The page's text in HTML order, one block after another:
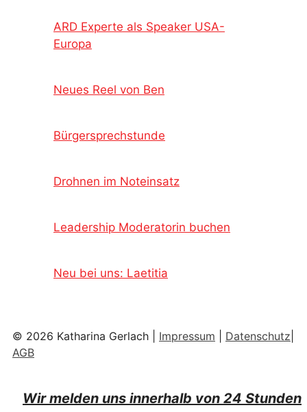
ARD Experte als Speaker USA-
Europa
Neues Reel von Ben
Bürgersprechstunde
Drohnen im Noteinsatz
Leadership Moderatorin buchen
Neu bei uns: Laetitia
© 2026 Katharina Gerlach | Impressum Datenschutz
AGB
Wir melden uns innerhalb von 24 Stunden